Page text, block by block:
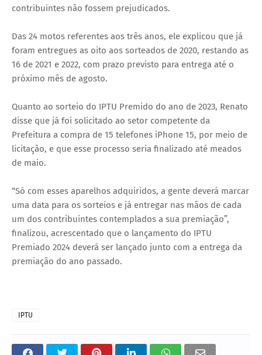
contribuintes não fossem prejudicados.
Das 24 motos referentes aos três anos, ele explicou que já
foram entregues as oito aos sorteados de 2020, restando as
16 de 2021 e 2022, com prazo previsto para entrega até o
próximo mês de agosto.
Quanto ao sorteio do IPTU Premido do ano de 2023, Renato
disse que já foi solicitado ao setor competente da
Prefeitura a compra de 15 telefones iPhone 15, por meio de
licitação, e que esse processo seria finalizado até meados
de maio.
“Só com esses aparelhos adquiridos, a gente deverá marcar
uma data para os sorteios e já entregar nas mãos de cada
um dos contribuintes contemplados a sua premiação”,
finalizou, acrescentado que o lançamento do IPTU
Premiado 2024 deverá ser lançado junto com a entrega da
premiação do ano passado.
IPTU